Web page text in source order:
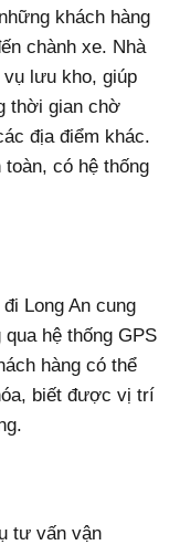
khách hàng
chành xe. Nhà
lưu kho, giúp
thời gian chờ
địa điểm khác.
có hệ thống
Long An cung
hệ thống GPS
hàng có thể
biết được vị trí
tư vấn vận